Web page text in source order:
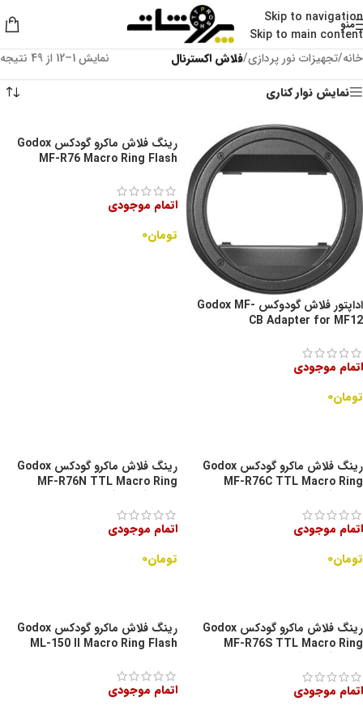
Skip to navigation
Skip to main content
منو
خانه/تجهیزات نور پردازی/فلاش اکسترنال
نمایش 1–12 از 49 نتیجه
نمایش نوار کناری
اداپتور فلاش گودوکس Godox MF-
CB Adapter for MF12
اتمام موجودی
تومان۰
رینگ فلاش ماکرو گودکس Godox
MF-R76 Macro Ring Flash
اتمام موجودی
تومان۰
رینگ فلاش ماکرو گودکس Godox
MF-R76C TTL Macro Ring
اتمام موجودی
تومان۰
رینگ فلاش ماکرو گودکس Godox
MF-R76N TTL Macro Ring
اتمام موجودی
تومان۰
رینگ فلاش ماکرو گودکس Godox
MF-R76S TTL Macro Ring
اتمام موجودی
رینگ فلاش ماکرو گودکس Godox
ML-150 II Macro Ring Flash
اتمام موجودی